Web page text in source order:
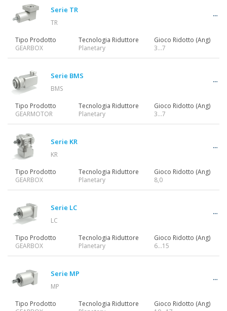
Serie TR
TR
Tipo Prodotto
GEARBOX
Tecnologia Riduttore
Planetary
Gioco Ridotto (Ang)
3…7
Serie BMS
BMS
Tipo Prodotto
GEARMOTOR
Tecnologia Riduttore
Planetary
Gioco Ridotto (Ang)
3…7
Serie KR
KR
Tipo Prodotto
GEARBOX
Tecnologia Riduttore
Planetary
Gioco Ridotto (Ang)
8,0
Serie LC
LC
Tipo Prodotto
GEARBOX
Tecnologia Riduttore
Planetary
Gioco Ridotto (Ang)
6…15
Serie MP
MP
Tipo Prodotto
Tecnologia Riduttore
Gioco Ridotto (Ang)